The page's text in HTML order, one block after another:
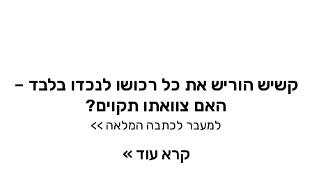
קשיש הוריש את כל רכושו לנכדו בלבד –
האם צוואתו תקוים?
למעבר לכתבה המלאה >>
קרא עוד »